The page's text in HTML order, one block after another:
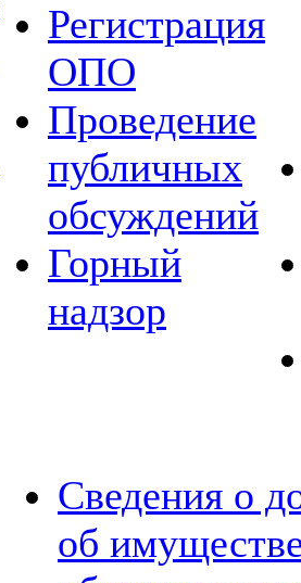
Регистрация
ОПО
Проведение
публичных
обсуждений
Горный
надзор
Сведения о
об